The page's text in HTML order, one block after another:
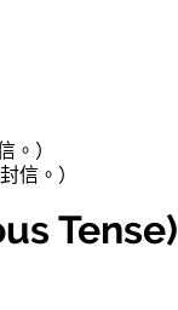
。）
信。）
Tense)